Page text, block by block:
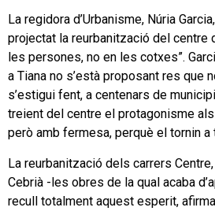
La regidora d’Urbanisme, Núria
projectat la reurbanització del centre
les persones, no en les cotxes”.
a Tiana no s’està proposant res que
s’estigui fent, a centenars de
treient del centre el protagonisme
però amb fermesa, perquè el tornin
La reurbanització dels carrers
Cebrià -les obres de la qual acaba
recull totalment aquest esperit,